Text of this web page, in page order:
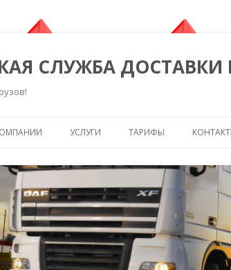
СЛУЖБА
УСЛУГИ ТАРИФЫ